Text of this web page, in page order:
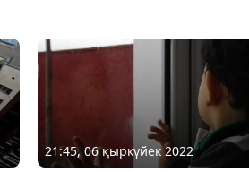
21:45, 06 қыркүйек 2022